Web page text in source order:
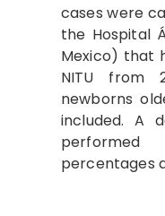
cases were
the Hospital
Mexico) that
NITU from
newborns
included. A
performed
percentages